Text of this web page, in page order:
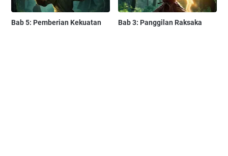
Bab 5: Pemberian Kekuatan Bab 3: Panggilan Raksaka